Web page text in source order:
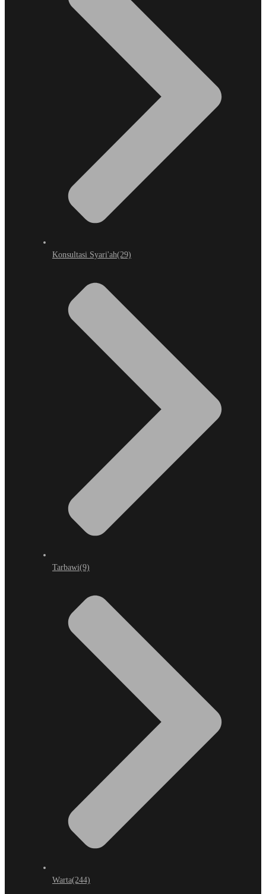
Konsultasi Syari'ah(29)
Tarbawi(9)
Warta(244)